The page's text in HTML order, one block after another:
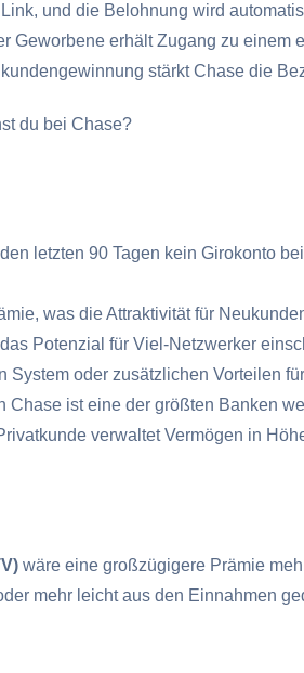
und die Belohnung wird
Geworbene erhält Zugang zu einem
stärkt Chase die
du bei Chase?
letzten 90 Tagen kein Girokonto
was die Attraktivität für
Potenzial für Viel-Netzwerker
System oder zusätzlichen Vorteilen
Chase ist eine der größten Banken
verwaltet Vermögen in
wäre eine großzügigere Prämie
mehr leicht aus den Einnahmen